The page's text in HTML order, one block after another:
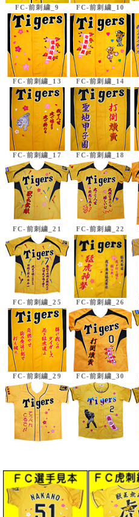
FC-前刺繍_9 FC-前刺繍_10
FC-前刺繍_13 FC-前刺繍_14
FC-前刺繍_17 FC-前刺繍_18
FC-前刺繍_21 FC-前刺繍_22
FC-前刺繍_25 FC-前刺繍_26
FC-前刺繍_29 FC-前刺繍_30